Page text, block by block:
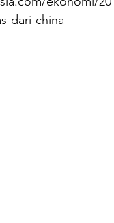
dari-china